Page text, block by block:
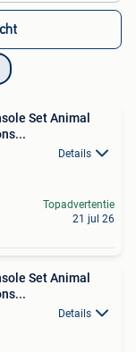
Set Animal
Details
Topadvertentie
21 jul 26
Set Animal
Details